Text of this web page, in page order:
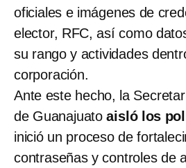
oficiales e imágenes de
elector, RFC, así como
su rango y actividades
corporación.
Ante este hecho, la
de Guanajuatoaisló los
inició un proceso de
contraseñas y controles de